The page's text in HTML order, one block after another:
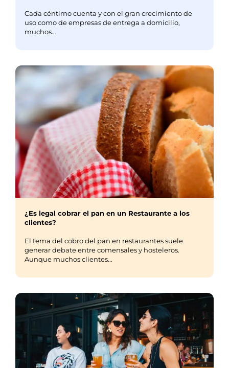
Cada céntimo cuenta y con el gran crecimiento de
uso como de empresas de entrega a domicilio,
muchos...
¿Es legal cobrar el pan en un Restaurante a los
clientes?
El tema del cobro del pan en restaurantes suele
generar debate entre comensales y hosteleros.
Aunque muchos clientes...